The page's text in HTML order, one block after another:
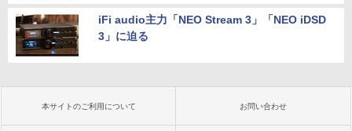
iFi audio主力「NEO Stream 3」「NEO iDSD
3」に迫る
本サイトのご利用について お問い合わせ